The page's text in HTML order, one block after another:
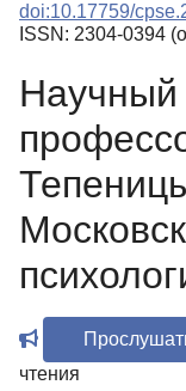
doi:10.17759/
ISSN: 2304-0394
Научный
чтения